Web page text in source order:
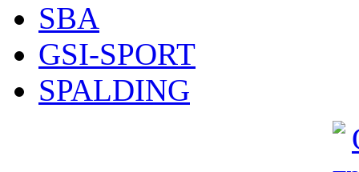
SBA
GSI-SPORT
SPALDING